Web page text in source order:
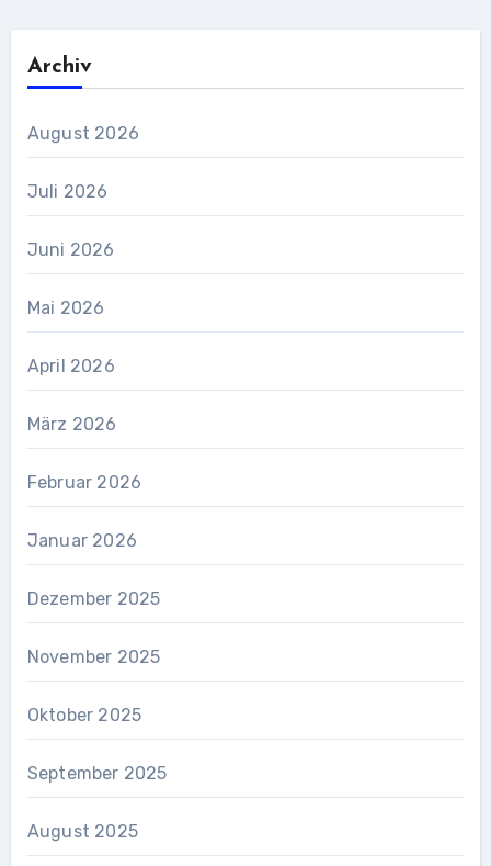
Archiv
August 2026
Juli 2026
Juni 2026
Mai 2026
April 2026
März 2026
Februar 2026
Januar 2026
Dezember 2025
November 2025
Oktober 2025
September 2025
August 2025